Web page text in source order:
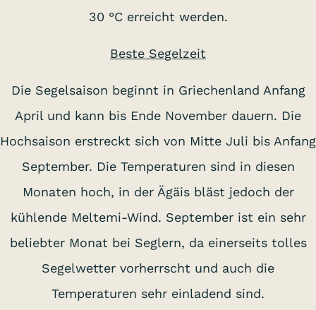
30 °C erreicht werden.
Beste Segelzeit
Die Segelsaison beginnt in Griechenland Anfang
April und kann bis Ende November dauern. Die
Hochsaison erstreckt sich von Mitte Juli bis Anfang
September. Die Temperaturen sind in diesen
Monaten hoch, in der Ägäis bläst jedoch der
kühlende Meltemi-Wind. September ist ein sehr
beliebter Monat bei Seglern, da einerseits tolles
Segelwetter vorherrscht und auch die
Temperaturen sehr einladend sind.